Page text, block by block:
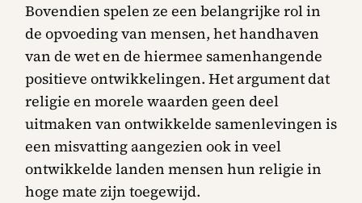
Bovendien spelen ze een belangrijke rol in
de opvoeding van mensen, het handhaven
van de wet en de hiermee samenhangende
positieve ontwikkelingen. Het argument dat
religie en morele waarden geen deel
uitmaken van ontwikkelde samenlevingen is
een misvatting aangezien ook in veel
ontwikkelde landen mensen hun religie in
hoge mate zijn toegewijd.